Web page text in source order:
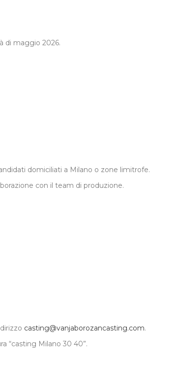
di maggio 2026.
domiciliati a Milano o zone limitrofe.
con il team di produzione.
casting@vanjaborozancasting.com.
“casting Milano 30 40”.